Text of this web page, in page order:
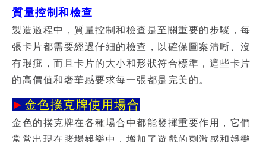
質量控制和檢查
製造過程中，質量控制和檢查是至關重要的步驟，每
張卡片都需要經過仔細的檢查，以確保圖案清晰、沒
有瑕疵，而且卡片的大小和形狀符合標準，這些卡片
的高價值和奢華感要求每一張都是完美的。
► 金色撲克牌使用場合
金色的撲克牌在各種場合中都能發揮重要作用，它們
常常出現在賭場娛樂中，增加了遊戲的刺激感和娛樂